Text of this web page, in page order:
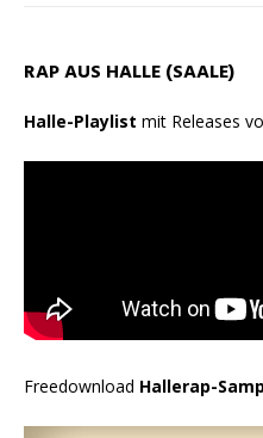
RAP AUS HALLE (SAALE)
Halle-Playlist mit Releases
Freedownload Hallerap-